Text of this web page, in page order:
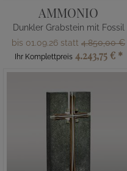
AMMONIO
Dunkler Grabstein mit Fossil
bis 01.09.26 statt 4.850,00 €
Ihr Komplettpreis 4.243,75 € *